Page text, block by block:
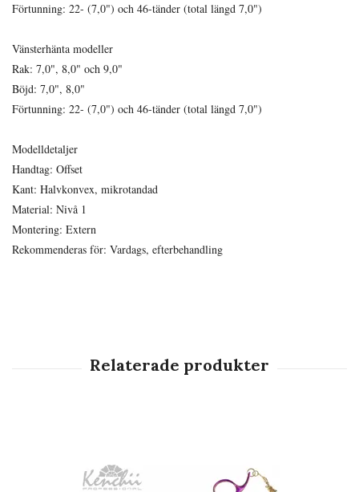
Förtunning: 22- (7,0") och 46-tänder (total längd 7,0")
Vänsterhänta modeller
Rak: 7,0", 8,0" och 9,0"
Böjd: 7,0", 8,0"
Förtunning: 22- (7,0") och 46-tänder (total längd 7,0")
Modelldetaljer
Handtag: Offset
Kant: Halvkonvex, mikrotandad
Material: Nivå 1
Montering: Extern
Rekommenderas för: Vardags, efterbehandling